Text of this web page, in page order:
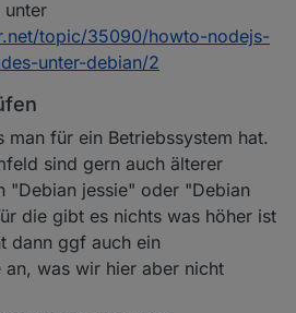
unter
topic/35090/howto-nodejs-
unter-debian/2
man für ein Betriebssystem hat.
sind gern auch älterer
"Debian jessie" oder "Debian
die gibt es nichts was höher ist
dann ggf auch ein
an, was wir hier aber nicht